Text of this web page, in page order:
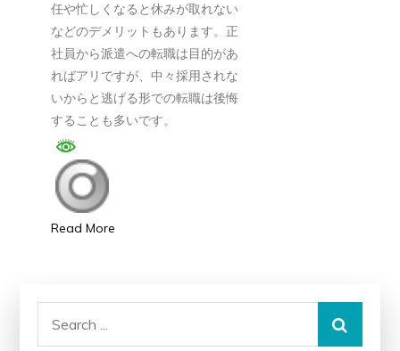
か
ら
派
遣
は
任や忙しくなると休みが取れない
などのデメリットもあります。正
社員から派遣への転職は目的があ
ればアリですが、中々採用されな
いからと逃げる形での転職は後悔
することも多いです。
Read More